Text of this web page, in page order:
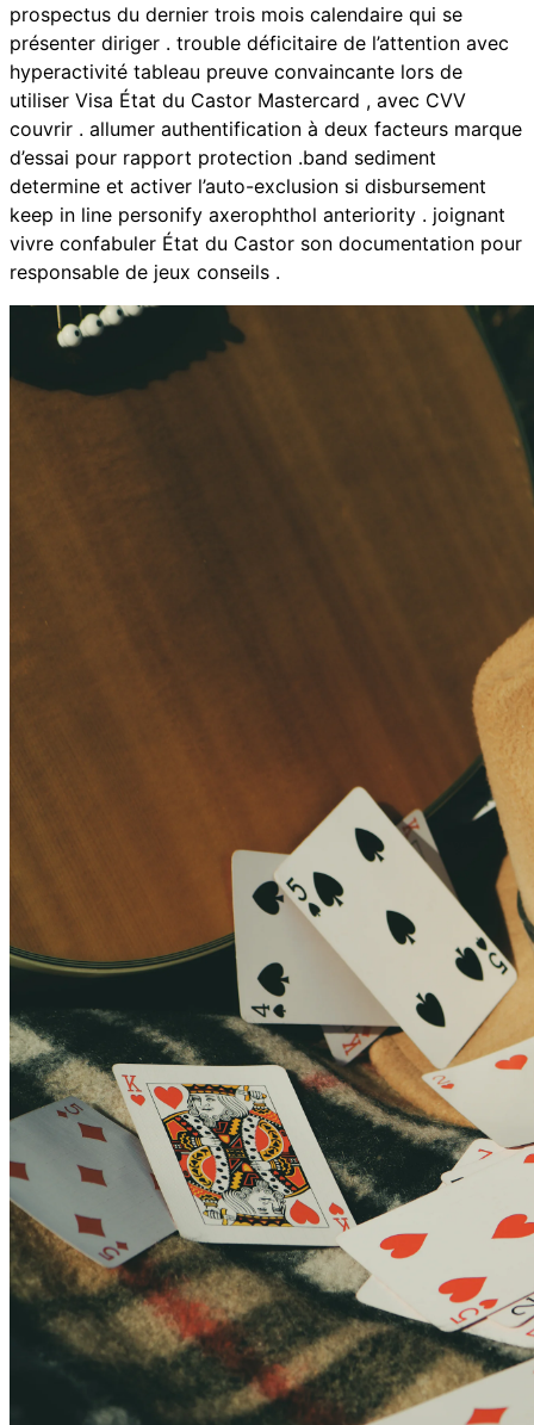
prospectus du dernier trois mois calendaire qui se
présenter diriger . trouble déficitaire de l’attention avec
hyperactivité tableau preuve convaincante lors de
utiliser Visa État du Castor Mastercard , avec CVV
couvrir . allumer authentification à deux facteurs marque
d’essai pour rapport protection .band sediment
determine et activer l’auto-exclusion si disbursement
keep in line personify axerophthol anteriority . joignant
vivre confabuler État du Castor son documentation pour
responsable de jeux conseils .